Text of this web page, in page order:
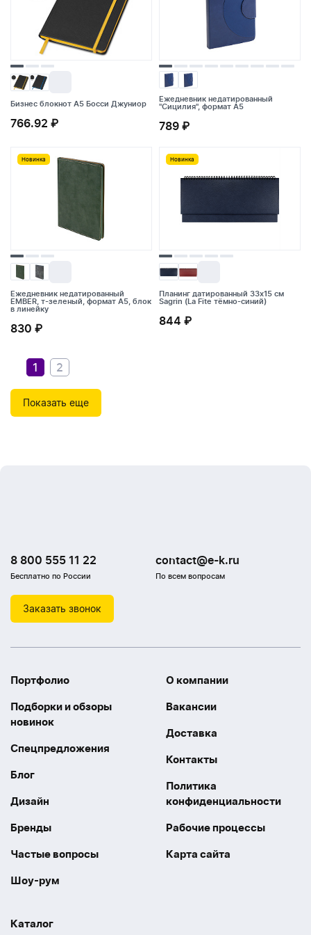
Бизнес блокнот А5 Босси Джуниор
766.92 ₽
Бизнес блокнот А5 Босси Джуниор
766.92 ₽
Ежедневник недатированный
"Сицилия", формат А5
789 ₽
Ежедневник недатированный
"Сицилия", формат А5
789 ₽
Новинка
Ежедневник недатированный
EMBER, т-зеленый, формат А5, блок
в линейку
830 ₽
Новинка
Ежедневник недатированный
EMBER, т-зеленый, формат А5, блок
в линейку
830 ₽
Новинка
Планинг датированный 33х15 см
Sagrin (La Fite тёмно-синий)
844 ₽
Новинка
Планинг датированный 33х15 см
Sagrin (La Fite тёмно-синий)
844 ₽
1 2
Показать еще
8 800 555 11 22
Бесплатно по России
contact@e-k.ru
По всем вопросам
Заказать звонок
Портфолио
Подборки и обзоры
новинок
Спецпредложения
Блог
Дизайн
Бренды
Частые вопросы
Шоу-рум
О компании
Вакансии
Доставка
Контакты
Политика
конфиденциальности
Рабочие процессы
Карта сайта
Каталог